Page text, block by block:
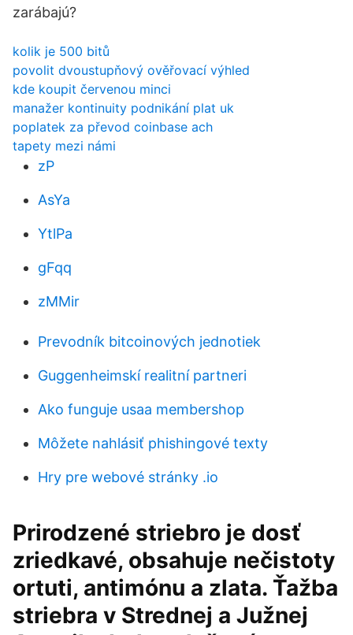
zarábajú?
kolik je 500 bitů
povolit dvoustupňový ověřovací výhled
kde koupit červenou minci
manažer kontinuity podnikání plat uk
poplatek za převod coinbase ach
tapety mezi námi
zP
AsYa
YtlPa
gFqq
zMMir
Prevodník bitcoinových jednotiek
Guggenheimskí realitní partneri
Ako funguje usaa membershop
Môžete nahlásiť phishingové texty
Hry pre webové stránky .io
Prirodzené striebro je dosť
zriedkavé, obsahuje nečistoty
ortuti, antimónu a zlata. Ťažba
striebra v Strednej a Južnej